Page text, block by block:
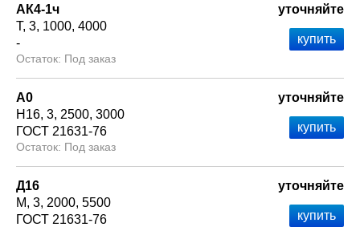
АК4-1ч
Т 3 1000 4000
-
Под заказ
уточняйте
А0
Н16 3 2500 3000
ГОСТ 21631-76
Под заказ
уточняйте
Д16
М 3 2000 5500
ГОСТ 21631-76
уточняйте